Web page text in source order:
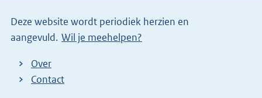
n
k
Deze website wordt periodiek herzien en
aangevuld. Wil je meehelpen?
Over
Contact